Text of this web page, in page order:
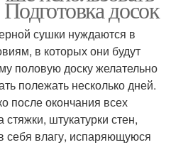
досок
сушки нуждаются в
в которых они будут
половую доску желательно
полежать несколько дней.
после окончания всех
штукатурки стен,
себя влагу, испаряющуюся